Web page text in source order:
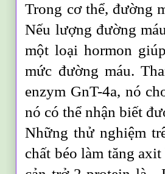
Trong cơ thể, đường
Nếu lượng đường
một loại hormon
mức đường máu.
enzym GnT-4a, nó
nó có thể nhận biết
Những thử nghiệm
chất béo làm tăng